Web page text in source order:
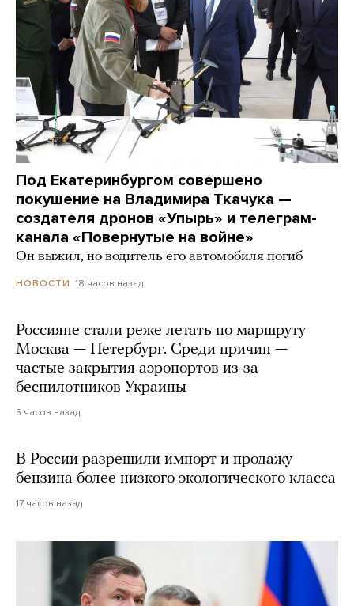
Под Екатеринбургом совершено
покушение на Владимира Ткачука —
создателя дронов «Упырь» и телеграм-
канала «Повернутые на войне»
Он выжил, но водитель его автомобиля погиб
НОВОСТИ 18 часов назад
Россияне стали реже летать по маршруту
Москва — Петербург. Среди причин —
частые закрытия аэропортов из-за
беспилотников Украины
5 часов назад
В России разрешили импорт и продажу
бензина более низкого экологического класса
17 часов назад